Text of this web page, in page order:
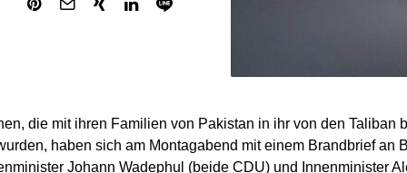
die mit ihren Familien von Pakistan in ihr von den Taliban
haben sich am Montagabend mit einem Brandbrief an
Johann Wadephul (beide CDU) und Innenminister